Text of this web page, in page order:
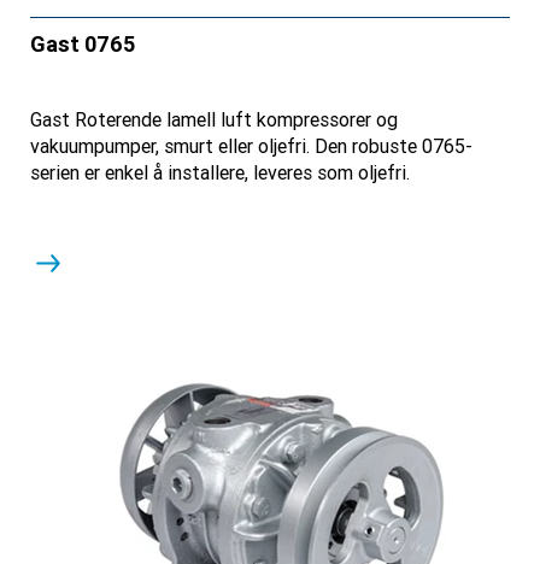
Gast 0765
Gast Roterende lamell luft kompressorer og
vakuumpumper, smurt eller oljefri. Den robuste 0765-
serien er enkel å installere, leveres som oljefri.